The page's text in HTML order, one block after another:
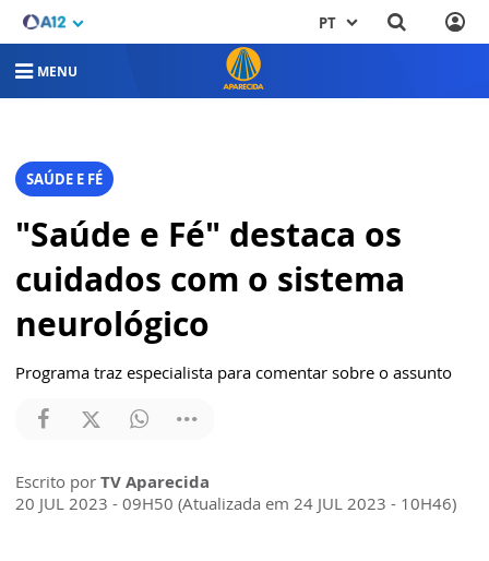
PT
MENU
SAÚDE E FÉ
"Saúde e Fé" destaca os
cuidados com o sistema
neurológico
Programa traz especialista para comentar sobre o assunto
Escrito por TV Aparecida
20 JUL 2023 - 09H50 (Atualizada em 24 JUL 2023 - 10H46)